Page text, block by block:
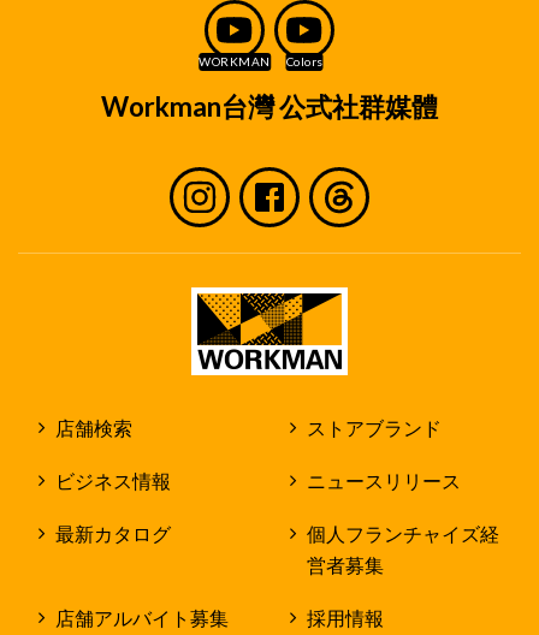
Workman台灣 公式社群媒體
店舗検索 ストアブランド
ビジネス情報 ニュースリリース
最新カタログ
個人フランチャイズ経
営者募集
店舗アルバイト募集 採用情報